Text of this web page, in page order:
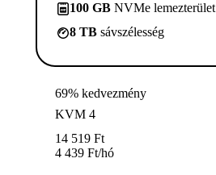
100 GB NVMe lemezterület
8 TB sávszélesség
69% kedvezmény
KVM 4
14 519 Ft
4 439 Ft/hó